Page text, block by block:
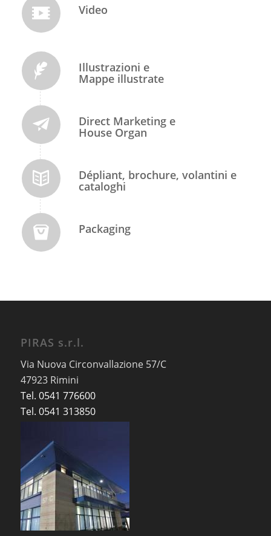
Video
Illustrazioni e
Mappe illustrate
Direct Marketing e
House Organ
Dépliant, brochure, volantini e
cataloghi
Packaging
PIRAS s.r.l.
Via Nuova Circonvallazione 57/C
47923 Rimini
Tel. 0541 776600
Tel. 0541 313850